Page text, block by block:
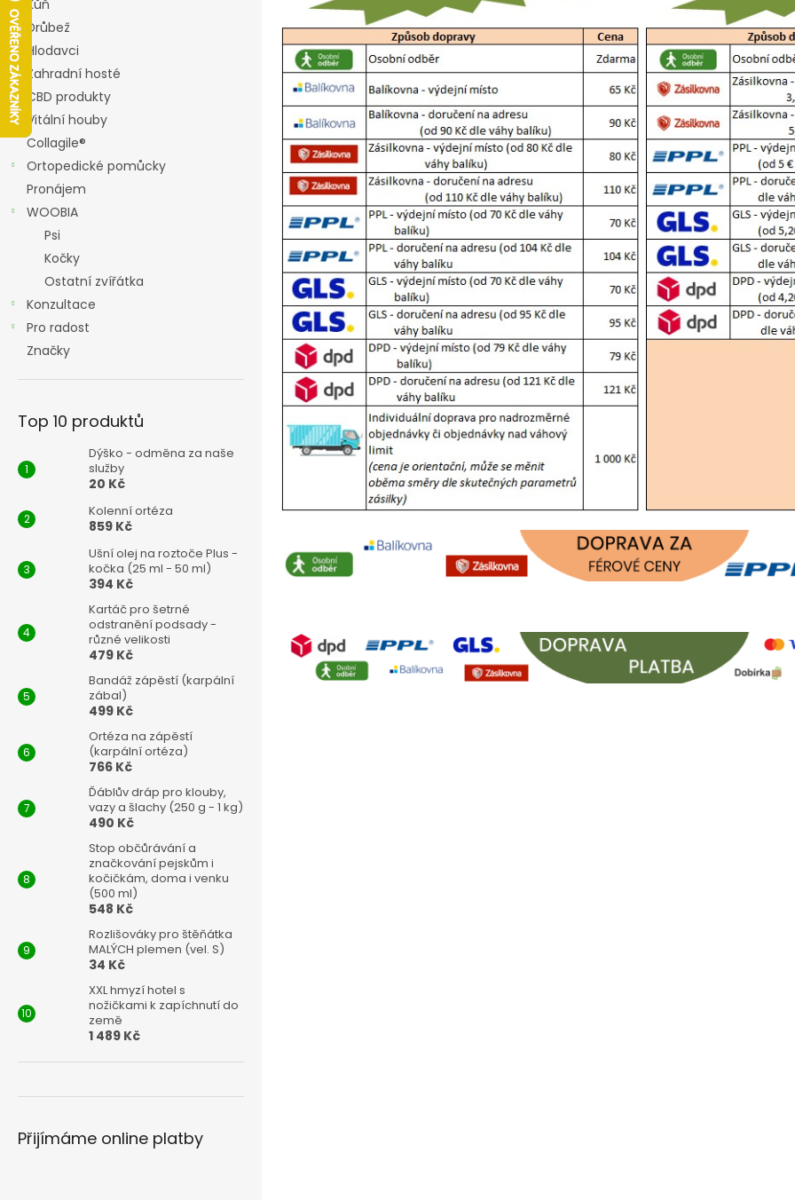
p
a
n
e
Kůň
Drůbež
Hlodavci
Zahradní hosté
CBD produkty
Vitální houby
Collagile®
Ortopedické pomůcky
Pronájem
WOOBIA
Psi
Kočky
Ostatní zvířátka
Konzultace
Pro radost
Značky
Top 10 produktů
Dýško - odměna za naše
služby
20 Kč
Kolenní ortéza
859 Kč
Ušní olej na roztoče Plus -
kočka (25 ml - 50 ml)
394 Kč
Kartáč pro šetrné
odstranění podsady -
různé velikosti
479 Kč
Bandáž zápěstí (karpální
zábal)
499 Kč
Ortéza na zápěstí
(karpální ortéza)
766 Kč
Ďáblův dráp pro klouby,
vazy a šlachy (250 g - 1 kg)
490 Kč
Stop občůrávání a
značkování pejskům i
kočičkám, doma i venku
(500 ml)
548 Kč
Rozlišováky pro štěňátka
MALÝCH plemen (vel. S)
34 Kč
XXL hmyzí hotel s
nožičkami k zapíchnutí do
země
1 489 Kč
Přijímáme online platby